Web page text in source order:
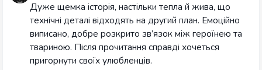
Дуже щемка історія, настільки тепла й жива, що
технічні деталі відходять на другий план. Емоційно
виписано, добре розкрито зв’язок між героїнею та
твариною. Після прочитання справді хочеться
пригорнути своїх улюбленців.